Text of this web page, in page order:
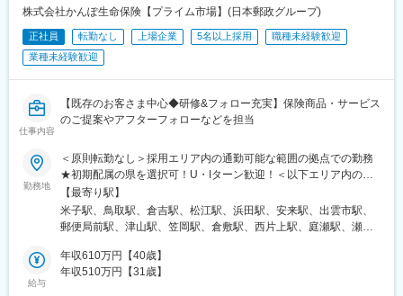
株式会社かんぽ生命保険【プライム市場】(日本郵政グループ)
正社員 転勤なし 上場企業 5名以上採用
職種未経験歓迎
業種未経験歓迎
仕事内容
【既存のお客さま中心◆研修&フォロー充実】保険商品・サービス
のご提案やアフターフォローなどを担当
勤務地
＜原則転勤なし＞採用エリア内の通勤可能な範囲の拠点での勤務
★初期配属の県を選択可！U・Iターン歓迎！＜以下エリア内の郵
便局内に設置されたかんぽサービス部＞■中国エリア：岡山県、広
島県、山口県、鳥取県、島根県■四国エリア：徳島県、香川県、愛
媛県、高知県※基本的にスクーターまたはバイク、一部エリアは車
定※入社から3カ月間、研修センター等での育成プログラムに参
加 育児等の家庭事情があり、参加が難しい場合はリモートプロ
【最寄り駅】
米子駅、鳥取駅、倉吉駅、松江駅、浜田駅、安来駅、出雲市駅、
郵便局前駅、津山駅、笠岡駅、倉敷駅、西片上駅、庭瀬駅、瀬戸
竹原駅、西条駅(広島県)、海田市駅、呉駅、大竹駅、宇品二丁目
駅、下深川駅、市役所前駅(広島県)、西原駅(広島県)、五日市駅、
給与
年収610万円【40歳】
年収510万円【31歳】